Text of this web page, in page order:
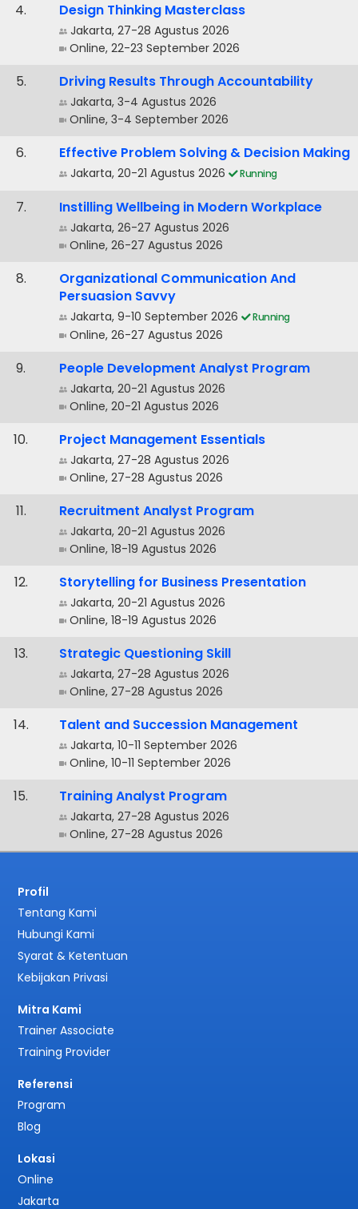
. Design Thinking Masterclass
Jakarta, 27-28 Agustus 2026
Online, 22-23 September 2026
. Driving Results Through Accountability
Jakarta, 3-4 Agustus 2026
Online, 3-4 September 2026
. Effective Problem Solving & Decision Making
Jakarta, 20-21 Agustus 2026 Running
. Instilling Wellbeing in Modern Workplace
Jakarta, 26-27 Agustus 2026
Online, 26-27 Agustus 2026
.
Organizational Communication And
Persuasion Savvy
Jakarta, 9-10 September 2026 Running
Online, 26-27 Agustus 2026
. People Development Analyst Program
Jakarta, 20-21 Agustus 2026
Online, 20-21 Agustus 2026
. Project Management Essentials
Jakarta, 27-28 Agustus 2026
Online, 27-28 Agustus 2026
. Recruitment Analyst Program
Jakarta, 20-21 Agustus 2026
Online, 18-19 Agustus 2026
. Storytelling for Business Presentation
Jakarta, 20-21 Agustus 2026
Online, 18-19 Agustus 2026
. Strategic Questioning Skill
Jakarta, 27-28 Agustus 2026
Online, 27-28 Agustus 2026
. Talent and Succession Management
Jakarta, 10-11 September 2026
Online, 10-11 September 2026
. Training Analyst Program
Jakarta, 27-28 Agustus 2026
Online, 27-28 Agustus 2026
Profil
Tentang Kami
Hubungi Kami
Syarat & Ketentuan
Kebijakan Privasi
Mitra Kami
Trainer Associate
Training Provider
Referensi
Program
Blog
Lokasi
Online
Jakarta